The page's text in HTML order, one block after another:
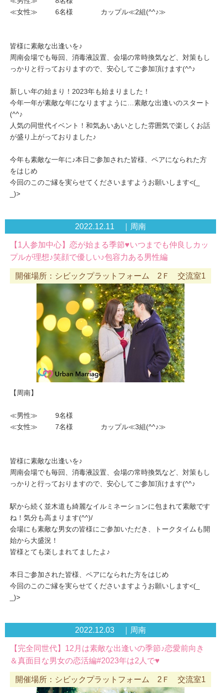
≪女性≫ 6名様 カップル≪2組(^^♪≫
皆様に素敵な出逢いを♪
周南会場でも毎回、消毒液設置、会場の常時換気など、対策もし
っかりと行っておりますので、安心してご参加頂けます(^^♪
新しい年の始まり！2023年も始まりました！
今年一年が素敵な年になりますように…素敵な出逢いのスタート
(^^♪
人気の同世代イベント！和気あいあいとした雰囲気で楽しくお話
が盛り上がっておりました♪
今年も素敵な一年に♪本日ご参加された皆様、ペアになられた方
をはじめ
今回のこのご縁を実らせてくださいますようお願いします<(_
_)>
2022.12.11 ｜周南
【1人参加中心】恋が始まる季節♥いつまでも仲良しカッ
プルが理想♪笑顔で優しい♪包容力ある男性編
開催場所：シビックプラットフォーム 2Ｆ 交流室1
【周南】
≪男性≫ 9名様
≪女性≫ 7名様 カップル≪3組(^^♪≫
皆様に素敵な出逢いを♪
周南会場でも毎回、消毒液設置、会場の常時換気など、対策もし
っかりと行っておりますので、安心してご参加頂けます(^^♪
駅から続く並木道も綺麗なイルミネーションに包まれて素敵です
ね！気分も高まります(^^)/
会場にも素敵な男女の皆様にご参加いただき、トークタイムも開
始から大盛況！
皆様とても楽しまれてましたよ♪
本日ご参加された皆様、ペアになられた方をはじめ
今回のこのご縁を実らせてくださいますようお願いします<(_
_)>
2022.12.03 ｜周南
【完全同世代】12月は素敵な出逢いの季節♪恋愛前向き
＆真面目な男女の恋活編#2023年は2人で♥
開催場所：シビックプラットフォーム 2Ｆ 交流室1